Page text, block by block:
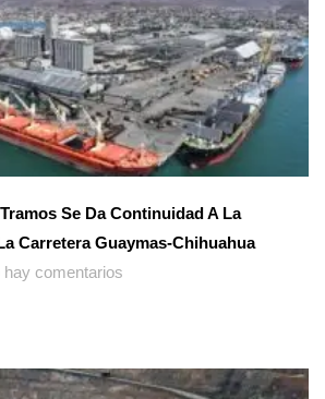
Se Da Continuidad A La
Carretera Guaymas-Chihuahua
hay comentarios